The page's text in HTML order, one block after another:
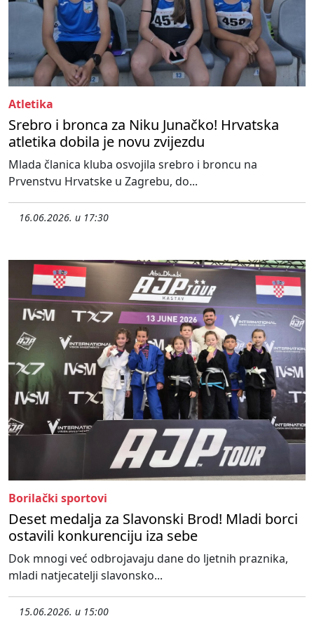
Atletika
Srebro i bronca za Niku Junačko! Hrvatska
atletika dobila je novu zvijezdu
Mlada članica kluba osvojila srebro i broncu na
Prvenstvu Hrvatske u Zagrebu, do...
16.06.2026. u 17:30
Borilački sportovi
Deset medalja za Slavonski Brod! Mladi borci
ostavili konkurenciju iza sebe
Dok mnogi već odbrojavaju dane do ljetnih praznika,
mladi natjecatelji slavonsko...
15.06.2026. u 15:00